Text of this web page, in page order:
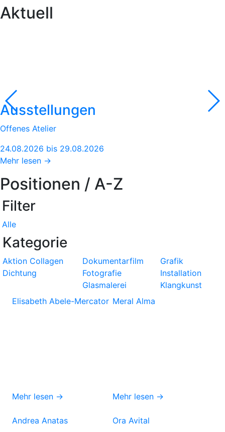
Aktuell
Ausstellungen
Offenes Atelier
24.08.2026 bis 29.08.2026
Mehr lesen →
Positionen / A-Z
Filter
Alle
Kategorie
Aktion Collagen
Dichtung
Dokumentarfilm
Fotografie
Glasmalerei
Grafik
Installation
Klangkunst
Elisabeth Abele-Mercator
Mehr lesen →
Meral Alma
Mehr lesen →
Andrea Anatas Ora Avital